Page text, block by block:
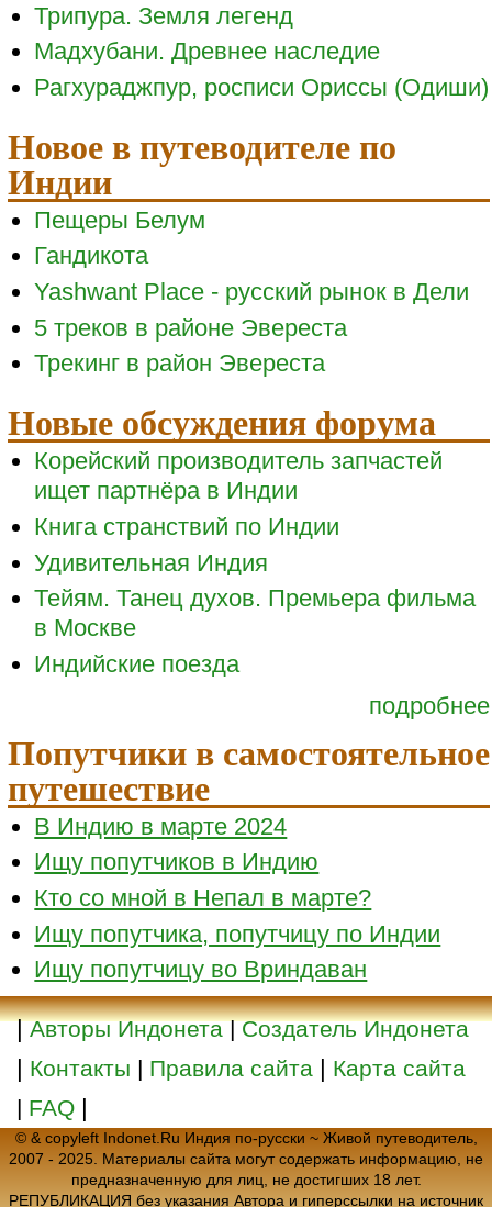
Трипура. Земля легенд
Мадхубани. Древнее наследие
Рагхураджпур, росписи Ориссы (Одиши)
Новое в путеводителе по
Индии
Пещеры Белум
Гандикота
Yashwant Place - русский рынок в Дели
5 треков в районе Эвереста
Трекинг в район Эвереста
Новые обсуждения форума
Корейский производитель запчастей
ищет партнёра в Индии
Книга странствий по Индии
Удивительная Индия
Тейям. Танец духов. Премьера фильма
в Москве
Индийские поезда
подробнее
Попутчики в самостоятельное
путешествие
В Индию в марте 2024
Ищу попутчиков в Индию
Кто со мной в Непал в марте?
Ищу попутчика, попутчицу по Индии
Ищу попутчицу во Вриндаван
|Авторы Индонета|Создатель Индонета
| Контакты | Правила сайта | Карта сайта
| FAQ |
© & copyleft Indonet.Ru Индия по-русски ~ Живой путеводитель,
2007 - 2025. Материалы сайта могут содержать информацию, не
предназначенную для лиц, не достигших 18 лет.
РЕПУБЛИКАЦИЯ без указания Автора и гиперссылки на источник